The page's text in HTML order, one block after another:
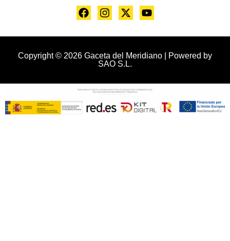
Copyright © 2026 Gaceta del Meridiano | Powered by
SAO S.L.